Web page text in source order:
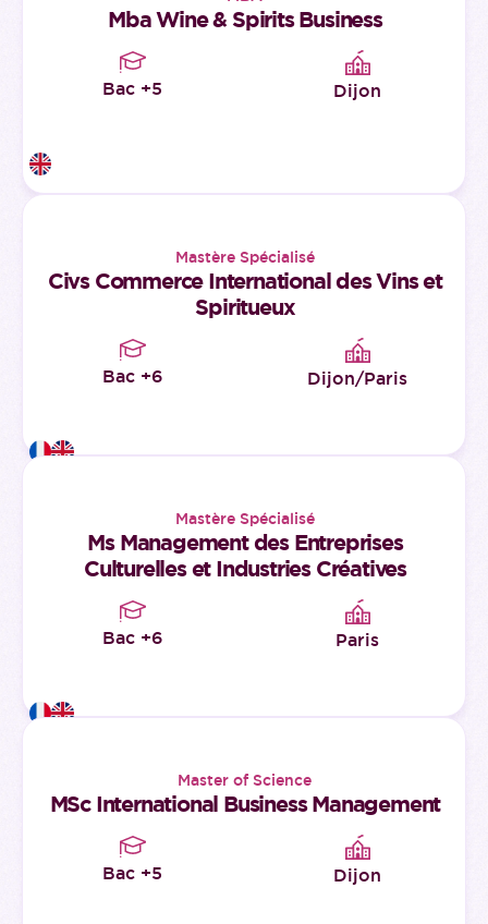
Mba Wine & Spirits Business
Bac +5 Dijon
Mastère Spécialisé
Civs Commerce International des Vins et
Spiritueux
Bac +6 Dijon/Paris
Mastère Spécialisé
Ms Management des Entreprises
Culturelles et Industries Créatives
Bac +6 Paris
Master of Science
MSc International Business Management
Bac +5 Dijon